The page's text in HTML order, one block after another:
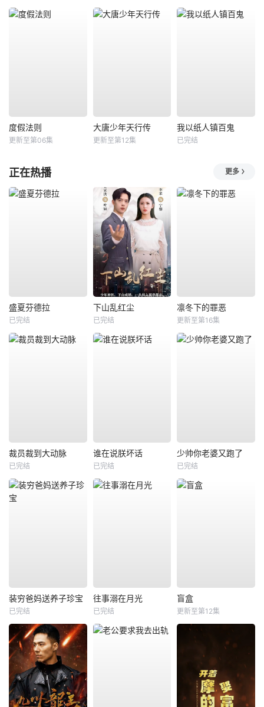
度假法则
更新至第06集
大唐少年天行传
更新至第12集
我以纸人镇百鬼
已完结
正在热播 更多
盛夏芬德拉
已完结
下山乱红尘
已完结
凛冬下的罪恶
更新至第16集
裁员裁到大动脉
已完结
谁在说朕坏话
已完结
少帅你老婆又跑了
已完结
装穷爸妈送养子珍宝
已完结
往事溺在月光
已完结
盲盒
更新至第12集